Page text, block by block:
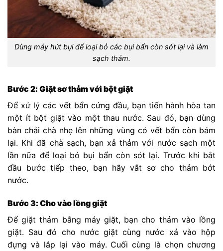
Dùng máy hút bụi để loại bỏ các bụi bẩn còn sót lại và làm
sạch thảm.
Bước 2: Giặt sơ thảm với bột giặt
Để xử lý các vết bẩn cứng đầu, bạn tiến hành hòa tan
một ít bột giặt vào một thau nước. Sau đó, bạn dùng
bàn chải chà nhẹ lên những vùng có vết bẩn còn bám
lại. Khi đã chà sạch, bạn xả thảm với nước sạch một
lần nữa để loại bỏ bụi bẩn còn sót lại. Trước khi bắt
đầu bước tiếp theo, bạn hãy vắt sơ cho thảm bớt
nước.
Bước 3: Cho vào lồng giặt
Để giặt thảm bằng máy giặt, bạn cho thảm vào lồng
giặt. Sau đó cho nước giặt cùng nước xả vào hộp
đựng và lắp lại vào máy. Cuối cùng là chọn chương